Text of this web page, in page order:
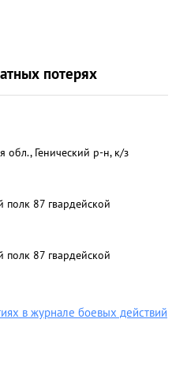
потерях
обл., Генический р-н, к/з
полк 87 гвардейской
полк 87 гвардейской
в журнале боевых действий